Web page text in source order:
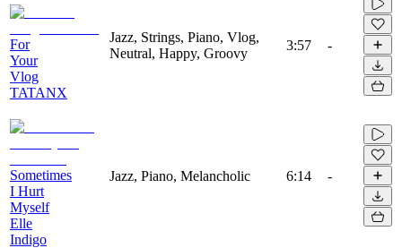
For
Your
Vlog
TATANX
Jazz, Strings, Piano, Vlog,
Neutral, Happy, Groovy
3:57 -
Sometimes
I Hurt
Myself
Elle
Indigo
Jazz, Piano, Melancholic 6:14 -